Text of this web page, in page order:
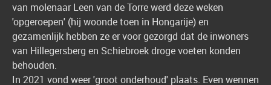
van molenaar Leen van de Torre werd deze weken
'opgeroepen' (hij woonde toen in Hongarije) en
gezamenlijk hebben ze er voor gezorgd dat de inwoners
van Hillegersberg en Schiebroek droge voeten konden
behouden.
In 2021 vond weer 'groot onderhoud' plaats. Even wennen